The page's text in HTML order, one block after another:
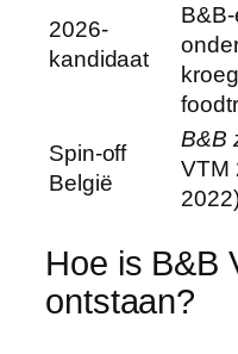
2026-
kandidaat
Spin-off
België
B&B
VTM
Hoe is B&B
ontstaan?